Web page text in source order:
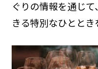
ぐりの情報を通じ
きる特別なひととき